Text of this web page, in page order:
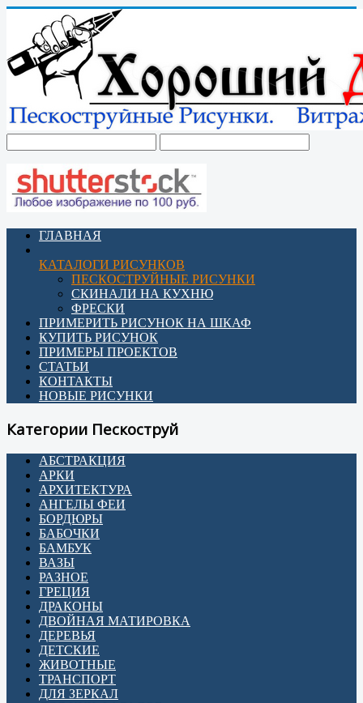
ГЛАВНАЯ
КАТАЛОГИ РИСУНКОВ
ПЕСКОСТРУЙНЫЕ РИСУНКИ
СКИНАЛИ НА КУХНЮ
ФРЕСКИ
ПРИМЕРИТЬ РИСУНОК НА ШКАФ
КУПИТЬ РИСУНОК
ПРИМЕРЫ ПРОЕКТОВ
СТАТЬИ
КОНТАКТЫ
НОВЫЕ РИСУНКИ
Категории Пескоструй
АБСТРАКЦИЯ
АРКИ
АРХИТЕКТУРА
АНГЕЛЫ ФЕИ
БОРДЮРЫ
БАБОЧКИ
БАМБУК
ВАЗЫ
РАЗНОЕ
ГРЕЦИЯ
ДРАКОНЫ
ДВОЙНАЯ МАТИРОВКА
ДЕРЕВЬЯ
ДЕТСКИЕ
ЖИВОТНЫЕ
ТРАНСПОРТ
ДЛЯ ЗЕРКАЛ